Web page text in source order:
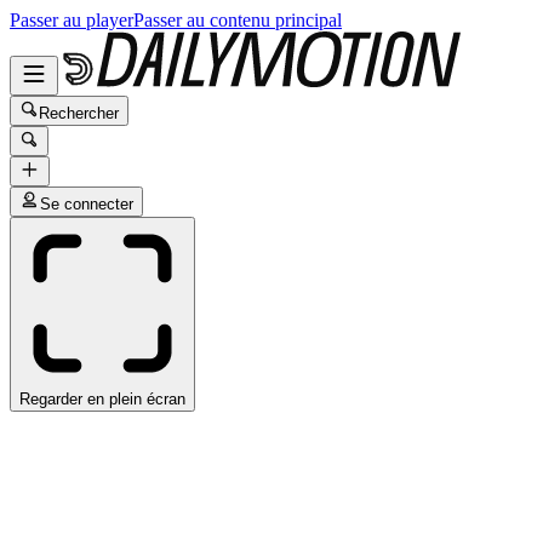
Passer au playerPasser au contenu principal
Rechercher
Se connecter
Regarder en plein écran